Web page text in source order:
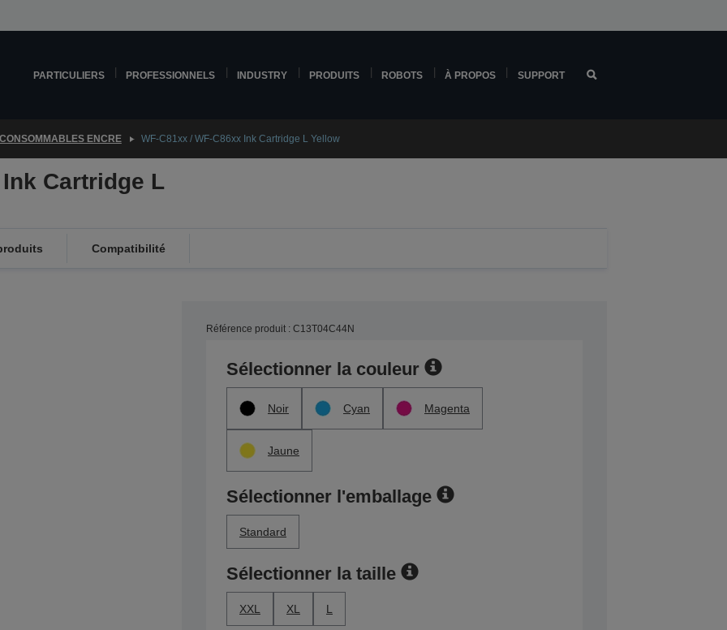
PARTICULIERS PROFESSIONNELS INDUSTRY PRODUITS ROBOTS À PROPOS SUPPORT
CONSOMMABLES ENCRE WF-C81xx / WF-C86xx Ink Cartridge L Yellow
Cartridge L
Compatibilité
Référence produit : C13T04C44N
Sélectionner la couleur
Noir Cyan Magenta
Jaune
Sélectionner l'emballage
Standard
Sélectionner la taille
XXL XL L